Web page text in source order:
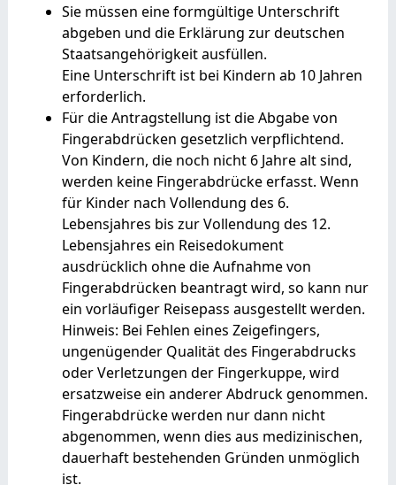
Sie müssen eine formgültige Unterschrift
abgeben und die Erklärung zur deutschen
Staatsangehörigkeit ausfüllen.
Eine Unterschrift ist bei Kindern ab 10 Jahren
erforderlich.
Für die Antragstellung ist die Abgabe von
Fingerabdrücken gesetzlich verpflichtend.
Von Kindern, die noch nicht 6 Jahre alt sind,
werden keine Fingerabdrücke erfasst. Wenn
für Kinder nach Vollendung des 6.
Lebensjahres bis zur Vollendung des 12.
Lebensjahres ein Reisedokument
ausdrücklich ohne die Aufnahme von
Fingerabdrücken beantragt wird, so kann nur
ein vorläufiger Reisepass ausgestellt werden.
Hinweis: Bei Fehlen eines Zeigefingers,
ungenügender Qualität des Fingerabdrucks
oder Verletzungen der Fingerkuppe, wird
ersatzweise ein anderer Abdruck genommen.
Fingerabdrücke werden nur dann nicht
abgenommen, wenn dies aus medizinischen,
dauerhaft bestehenden Gründen unmöglich
ist.